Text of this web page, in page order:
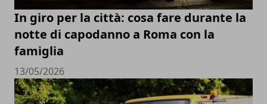
In giro per la città: cosa fare durante la
notte di capodanno a Roma con la
famiglia
13/05/2026